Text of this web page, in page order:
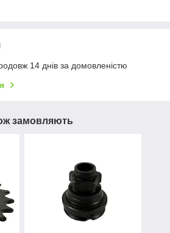
14 днів за домовленістю
замовляють